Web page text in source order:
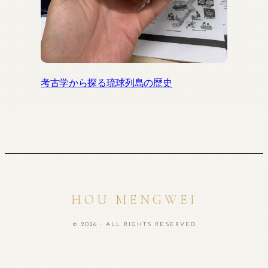
考古学から探る琉球列島の歴史
HOU MENGWEI
© 2026 · ALL RIGHTS RESERVED